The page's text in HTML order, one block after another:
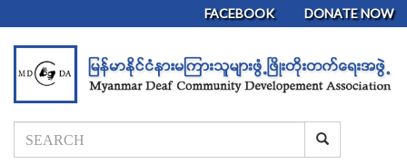
FACEBOOK DONATE NOW